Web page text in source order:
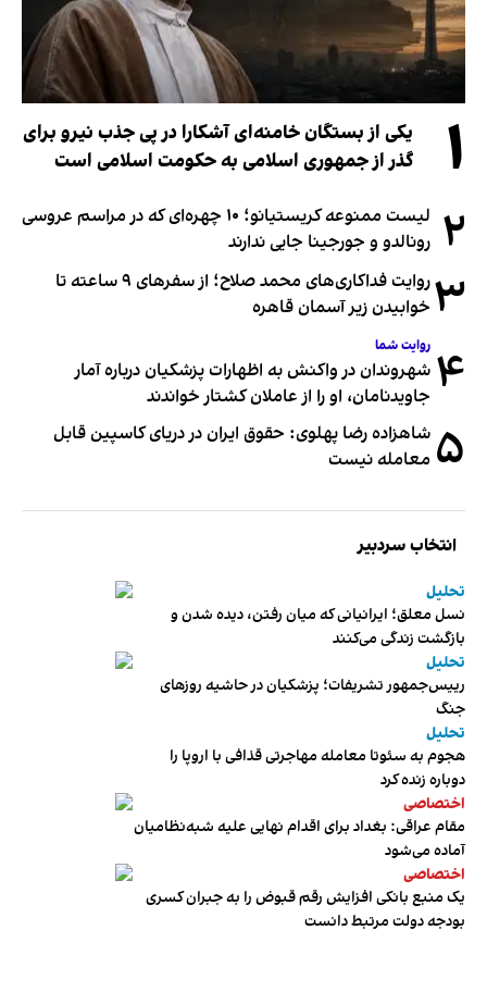
۱
یکی از بستگان خامنه‌ای آشکارا در پی جذب نیرو برای
گذر از جمهوری اسلامی به حکومت اسلامی است
۲
لیست ممنوعه کریستیانو؛ ۱۰ چهره‌ای که در مراسم عروسی
رونالدو و جورجینا جایی ندارند
۳
روایت فداکاری‌های محمد صلاح؛ از سفرهای ۹ ساعته تا
خوابیدن زیر آسمان قاهره
۴ روایت شما
شهروندان در واکنش به اظهارات پزشکیان درباره آمار
جاویدنامان، او را از عاملان کشتار خواندند
۵ شاهزاده رضا پهلوی: حقوق ایران در دریای کاسپین قابل
معامله نیست
انتخاب سردبیر
تحلیل
نسل معلق؛ ایرانیانی که میان رفتن، دیده شدن و
بازگشت زندگی می‌کنند
تحلیل
رییس‌جمهور تشریفات؛ پزشکیان در حاشیه روزهای
جنگ
تحلیل
هجوم به سئوتا معامله مهاجرتی قذافی با اروپا را
دوباره زنده کرد
اختصاصی
مقام عراقی: بغداد برای اقدام نهایی علیه شبه‌نظامیان
آماده می‌شود
اختصاصی
یک منبع بانکی افزایش رقم قبوض را به جبران کسری
بودجه دولت مرتبط دانست